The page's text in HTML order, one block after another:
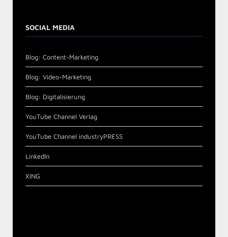
SOCIAL MEDIA
Blog: Content-Marketing
Blog: Video-Marketing
Blog: Digitalisierung
YouTube Channel Verlag
YouTube Channel industryPRESS
LinkedIn
XING